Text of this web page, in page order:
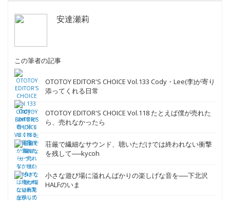
安達瀬莉
この筆者の記事
OTOTOY EDITOR'S CHOICE Vol.133 Cody・Lee(李)が寄り
添ってくれる日常
OTOTOY EDITOR'S CHOICE Vol.118 たとえば僕が売れた
ら、売れなかったら
荘厳で繊細なサウンド、聴いただけでは終われない衝撃
を残して──kycoh
小さな遊び場に溢れんばかりの楽しげな音を──下北沢
HALFのいま